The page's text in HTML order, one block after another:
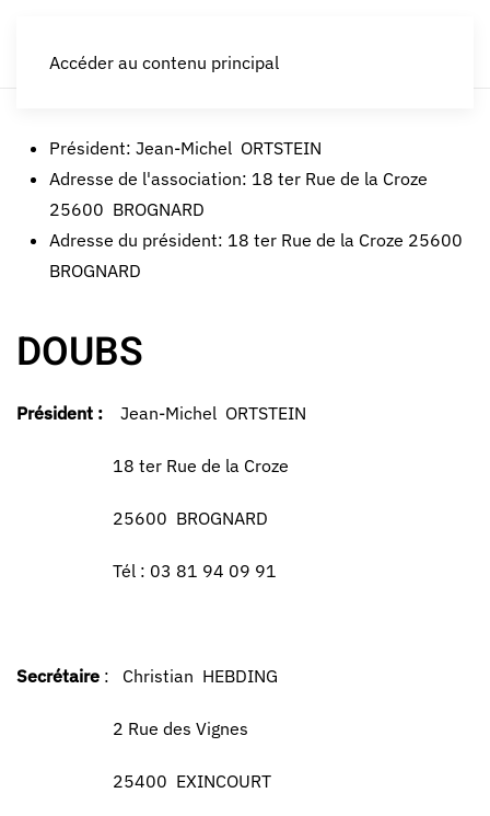
Accéder au contenu principal
Président: Jean-Michel ORTSTEIN
Adresse de l'association: 18 ter Rue de la Croze
25600 BROGNARD
Adresse du président: 18 ter Rue de la Croze 25600
BROGNARD
DOUBS
Président : Jean-Michel ORTSTEIN
18 ter Rue de la Croze
25600 BROGNARD
Tél : 03 81 94 09 91
Secrétaire : Christian HEBDING
2 Rue des Vignes
25400 EXINCOURT